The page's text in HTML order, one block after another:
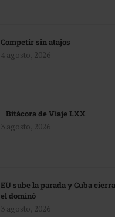
Competir sin atajos
4 agosto, 2026
Bitácora de Viaje LXX
3 agosto, 2026
EU sube la parada y Cuba cierra
el dominó
3 agosto, 2026